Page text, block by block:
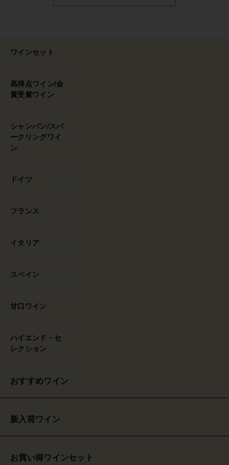
ワインセット
高得点ワイン/金
賞受賞ワイン
シャンパン/スパ
ークリングワイ
ン
ドイツ
フランス
イタリア
スペイン
甘口ワイン
ハイエンド・セ
レクション
おすすめワイン
新入荷ワイン
お買い得ワインセット